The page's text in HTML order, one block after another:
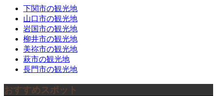
下関市の観光地
山口市の観光地
岩国市の観光地
柳井市の観光地
美祢市の観光地
萩市の観光地
長門市の観光地
おすすめスポット